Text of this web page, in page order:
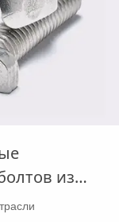
из
по